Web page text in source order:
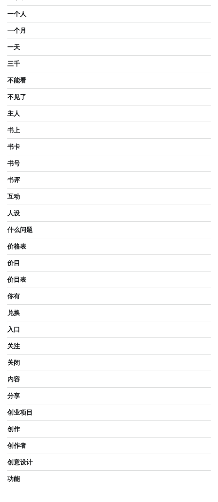
一个人
一个月
一天
三千
不能看
不见了
主人
书上
书卡
书号
书评
互动
人设
什么问题
价格表
价目
价目表
你有
兑换
入口
关注
关闭
内容
分享
创业项目
创作
创作者
创意设计
功能